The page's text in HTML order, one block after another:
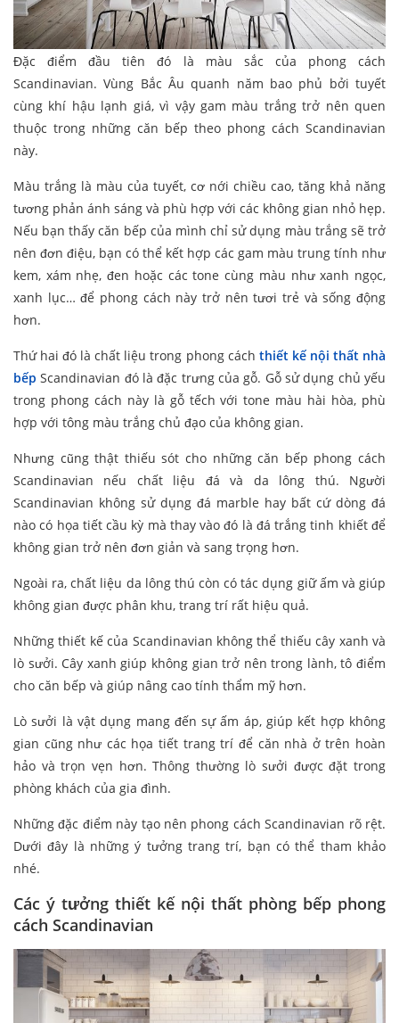
Đặc điểm đầu tiên đó là màu sắc của phong cách
Scandinavian. Vùng Bắc Âu quanh năm bao phủ bởi tuyết
cùng khí hậu lạnh giá, vì vậy gam màu trắng trở nên quen
thuộc trong những căn bếp theo phong cách Scandinavian
này.
Màu trắng là màu của tuyết, cơ nới chiều cao, tăng khả năng
tương phản ánh sáng và phù hợp với các không gian nhỏ hẹp.
Nếu bạn thấy căn bếp của mình chỉ sử dụng màu trắng sẽ trở
nên đơn điệu, bạn có thể kết hợp các gam màu trung tính như
kem, xám nhẹ, đen hoặc các tone cùng màu như xanh ngọc,
xanh lục… để phong cách này trở nên tươi trẻ và sống động
hơn.
Thứ hai đó là chất liệu trong phong cách thiết kế nội thất nhà
bếp Scandinavian đó là đặc trưng của gỗ. Gỗ sử dụng chủ yếu
trong phong cách này là gỗ tếch với tone màu hài hòa, phù
hợp với tông màu trắng chủ đạo của không gian.
Nhưng cũng thật thiếu sót cho những căn bếp phong cách
Scandinavian nếu chất liệu đá và da lông thú. Người
Scandinavian không sử dụng đá marble hay bất cứ dòng đá
nào có họa tiết cầu kỳ mà thay vào đó là đá trắng tinh khiết để
không gian trở nên đơn giản và sang trọng hơn.
Ngoài ra, chất liệu da lông thú còn có tác dụng giữ ấm và giúp
không gian được phân khu, trang trí rất hiệu quả.
Những thiết kế của Scandinavian không thể thiếu cây xanh và
lò sưởi. Cây xanh giúp không gian trở nên trong lành, tô điểm
cho căn bếp và giúp nâng cao tính thẩm mỹ hơn.
Lò sưởi là vật dụng mang đến sự ấm áp, giúp kết hợp không
gian cũng như các họa tiết trang trí để căn nhà ở trên hoàn
hảo và trọn vẹn hơn. Thông thường lò sưởi được đặt trong
phòng khách của gia đình.
Những đặc điểm này tạo nên phong cách Scandinavian rõ rệt.
Dưới đây là những ý tưởng trang trí, bạn có thể tham khảo
nhé.
Các ý tưởng thiết kế nội thất phòng bếp phong
cách Scandinavian